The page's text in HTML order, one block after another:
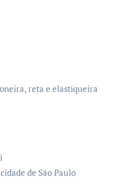
reta e elastiqueira
de São Paulo